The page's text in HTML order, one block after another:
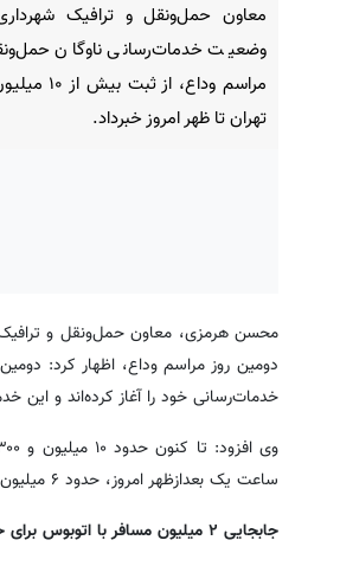
معاون حمل‌ونقل و ترافیک
وضعیت خدمات‌رسانی ناوگان
تهران تا ظهر امروز خبرداد.
محسن هرمزی، معاون حمل‌ونقل و
خدمات‌رسانی خود را آغاز کرده‌اند و این خدمات به صورت
ساعت یک بعدازظهر امروز، حدود ۶ میلیون و ۵۰۰ هزار مسافر از طریق شبکه متروی تهران جابه‌جا شده‌ اند و این آمار همچنان در حال افزایش است.
جابجایی ۲ میلیون مسافر با اتوبوس برای حضور در مراسم وداع تا این لحظه